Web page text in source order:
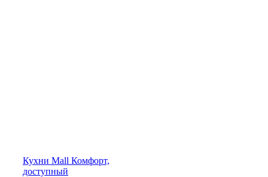
Кухни Mall Комфорт,
доступный